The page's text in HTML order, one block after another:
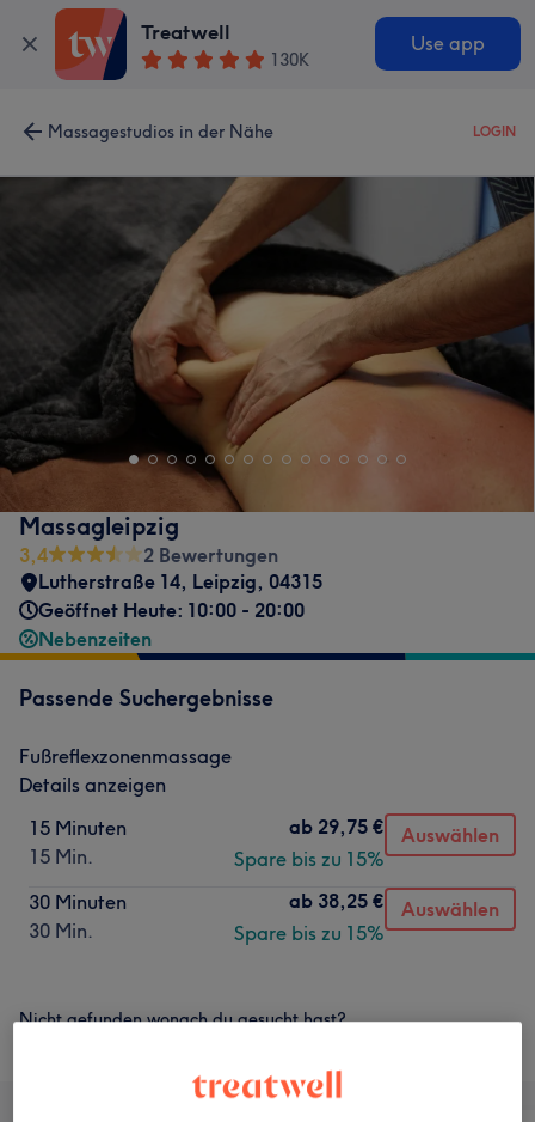
Treatwell
130K
Use app
Massagestudios in der Nähe LOGIN
Massagleipzig
3,4
2 Bewertungen
Lutherstraße 14, Leipzig, 04315
Geöffnet Heute: 10:00 - 20:00
Nebenzeiten
Passende Suchergebnisse
Fußreflexzonenmassage
Details anzeigen
15 Minuten
15 Min.
ab 29,75 €
Spare bis zu 15%
Auswählen
30 Minuten
30 Min.
ab 38,25 €
Spare bis zu 15%
Auswählen
Nicht gefunden wonach du gesucht hast?